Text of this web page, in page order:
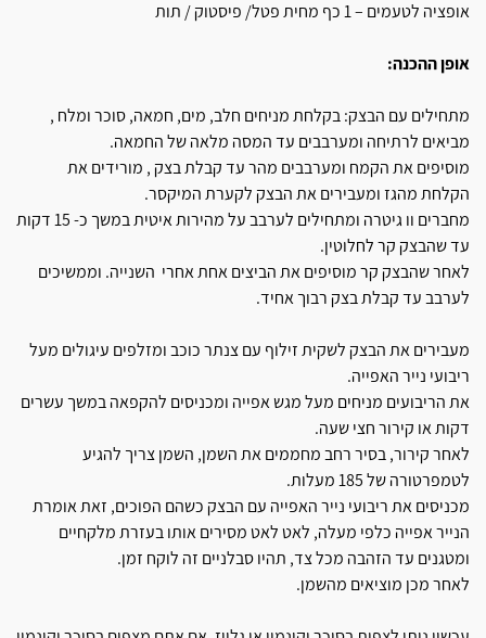
אופציה לטעמים – 1 כף מחית פטל/ פיסטוק / תות
אופן ההכנה:
מתחילים עם הבצק: בקלחת מניחים חלב, מים, חמאה, סוכר ומלח ,
מביאים לרתיחה ומערבבים עד המסה מלאה של החמאה.
מוסיפים את הקמח ומערבבים מהר עד קבלת בצק , מורידים את
הקלחת מהגז ומעבירים את הבצק לקערת המיקסר.
מחברים וו גיטרה ומתחילים לערבב על מהירות איטית במשך כ- 15 דקות
עד שהבצק קר לחלוטין.
לאחר שהבצק קר מוסיפים את הביצים אחת אחרי השנייה. וממשיכים
לערבב עד קבלת בצק רבוך אחיד.
מעבירים את הבצק לשקית זילוף עם צנתר כוכב ומזלפים עיגולים מעל
ריבועי נייר האפייה.
את הריבועים מניחים מעל מגש אפייה ומכניסים להקפאה במשך עשרים
דקות או קירור חצי שעה.
לאחר קירור, בסיר רחב מחממים את השמן, השמן צריך להגיע
לטמפרטורה של 185 מעלות.
מכניסים את ריבועי נייר האפייה עם הבצק כשהם הפוכים, זאת אומרת
הנייר אפייה כלפי מעלה, לאט לאט מסירים אותו בעזרת מלקחיים
ומטגנים עד הזהבה מכל צד, תהיו סבלניים זה לוקח זמן.
לאחר מכן מוציאים מהשמן.